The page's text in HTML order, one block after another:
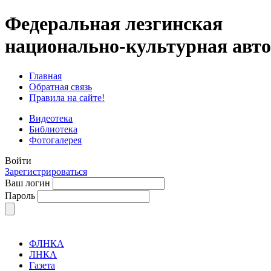
Федеральная лезгинская
национально-культурная
Главная
Обратная связь
Правила на сайте!
Видеотека
Библиотека
Фотогалерея
Войти
Зарегистрироваться
Ваш логин
Пароль
ФЛНКА
ЛНКА
Газета